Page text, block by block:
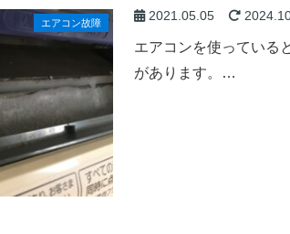
エアコン故障 2021.05.05
エアコンを使っている
があります。…